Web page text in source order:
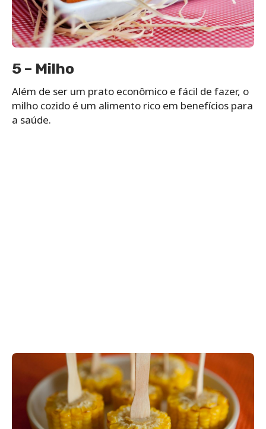
5 – Milho
Além de ser um prato econômico e fácil de fazer, o
milho cozido é um alimento rico em benefícios para
a saúde.